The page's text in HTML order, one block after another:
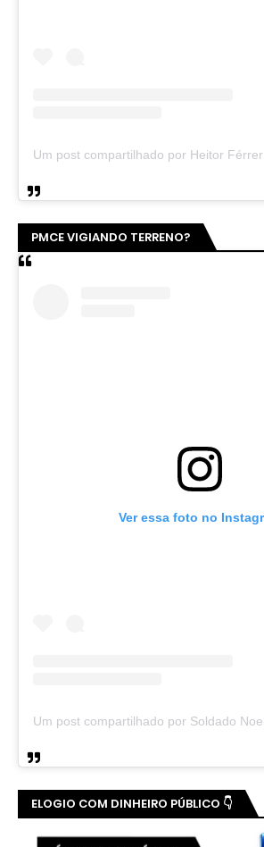
PMCE VIGIANDO TERRENO?
Ver essa foto no
ELOGIO COM DINHEIRO PÚBLICO 👇